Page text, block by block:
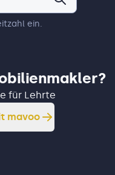
ein.
für Lehrte
mavoo